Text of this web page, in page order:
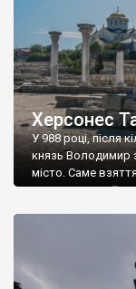
Херсонес
У 988 році, після
князь Володимир
місто. Саме
диктувати свої
Херсонесі
А потім було